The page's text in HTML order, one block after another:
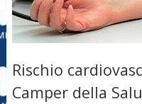
Rischio
Camper della